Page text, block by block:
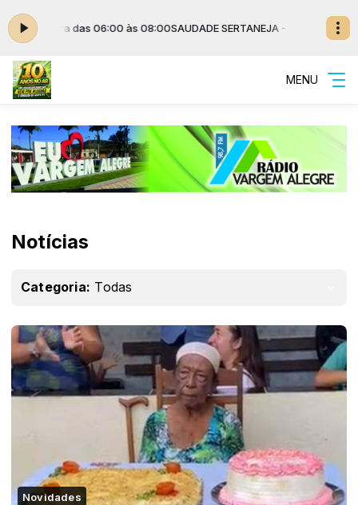
feira das 06:00 às 08:00SAUDADE SERTANEJA - LUCAS SILVA - de
MENU
Notícias
Categoria: Todas
Novidades